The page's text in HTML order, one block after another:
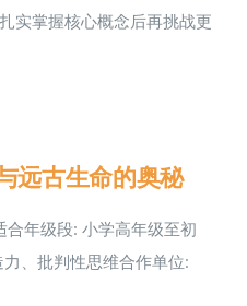
实掌握核心概念后再挑战更
远古生命的奥秘
年级段: 小学高年级至初
、批判性思维合作单位: